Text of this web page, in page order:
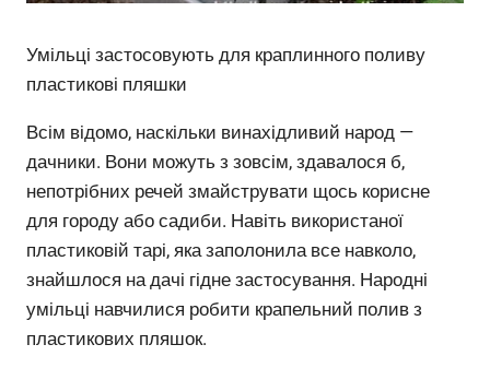
Умільці застосовують для краплинного поливу
пластикові пляшки
Всім відомо, наскільки винахідливий народ —
дачники. Вони можуть з зовсім, здавалося б,
непотрібних речей змайструвати щось корисне
для городу або садиби. Навіть використаної
пластиковій тарі, яка заполонила все навколо,
знайшлося на дачі гідне застосування. Народні
умільці навчилися робити крапельний полив з
пластикових пляшок.